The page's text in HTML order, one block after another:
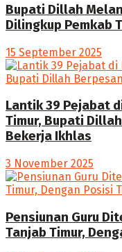
Bupati Dillah
Dilingkup Pemkab
15 September 2025
Lantik 39 Pejabat
Timur, Bupati
Bekerja Ikhlas
3 November 2025
Pensiunan Guru
Tanjab Timur,